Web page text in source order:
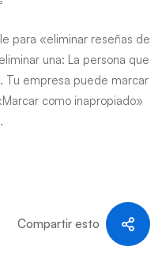
para «eliminar reseñas de
una: La persona que
Tu empresa puede marcar
como inapropiado»
Compartir esto